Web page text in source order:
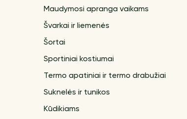
Maudymosi apranga vaikams
Švarkai ir liemenės
Šortai
Sportiniai kostiumai
Termo apatiniai ir termo drabužiai
Suknelės ir tunikos
Kūdikiams